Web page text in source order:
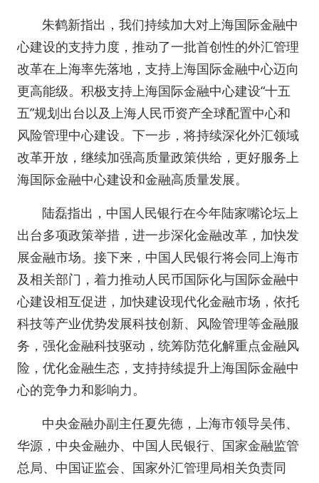
朱鹤新指出，我们持续加大对上海国际金融中
心建设的支持力度，推动了一批首创性的外汇管理
改革在上海率先落地，支持上海国际金融中心迈向
更高能级。积极支持上海国际金融中心建设“十五
五”规划出台以及上海人民币资产全球配置中心和
风险管理中心建设。下一步，将持续深化外汇领域
改革开放，继续加强高质量政策供给，更好服务上
海国际金融中心建设和金融高质量发展。
陆磊指出，中国人民银行在今年陆家嘴论坛上
出台多项政策举措，进一步深化金融改革，加快发
展金融市场。接下来，中国人民银行将会同上海市
及相关部门，着力推动人民币国际化与国际金融中
心建设相互促进，加快建设现代化金融市场，依托
科技等产业优势发展科技创新、风险管理等金融服
务，强化金融科技驱动，统筹防范化解重点金融风
险，优化金融生态，支持持续提升上海国际金融中
心的竞争力和影响力。
中央金融办副主任夏先德，上海市领导吴伟、
华源，中央金融办、中国人民银行、国家金融监管
总局、中国证监会、国家外汇管理局相关负责同